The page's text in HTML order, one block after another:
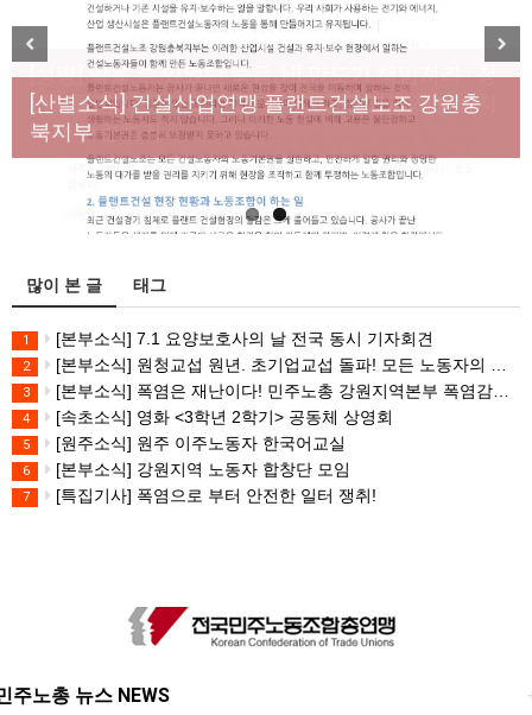
[성명] 막을 수 있었던 죽음, HL만도가 책임져라 : 청
년노동자 사망사고의 철저한 진상규명과 재발방지
대책 마련하라
[산별소식] 건설산업연맹 플랜트건설노조 강원충
북지부
Previous Next
많이 본 글 태그
1 [본부소식] 7.1 요양보호사의 날 전국 동시 기자회견
2 [본부소식] 원청교섭 원년. 초기업교섭 돌파! 모든 노동자의 노동기본권 쟁취! 민주노총 7.15 총파업대회
3 [본부소식] 폭염은 재난이다! 민주노총 강원지역본부 폭염감시단 선포 기자회견
4 [속초소식] 영화 <3학년 2학기> 공동체 상영회
5 [원주소식] 원주 이주노동자 한국어교실
6 [본부소식] 강원지역 노동자 합창단 모임
7 [특집기사] 폭염으로 부터 안전한 일터 쟁취!
주노총 뉴스 NEWS